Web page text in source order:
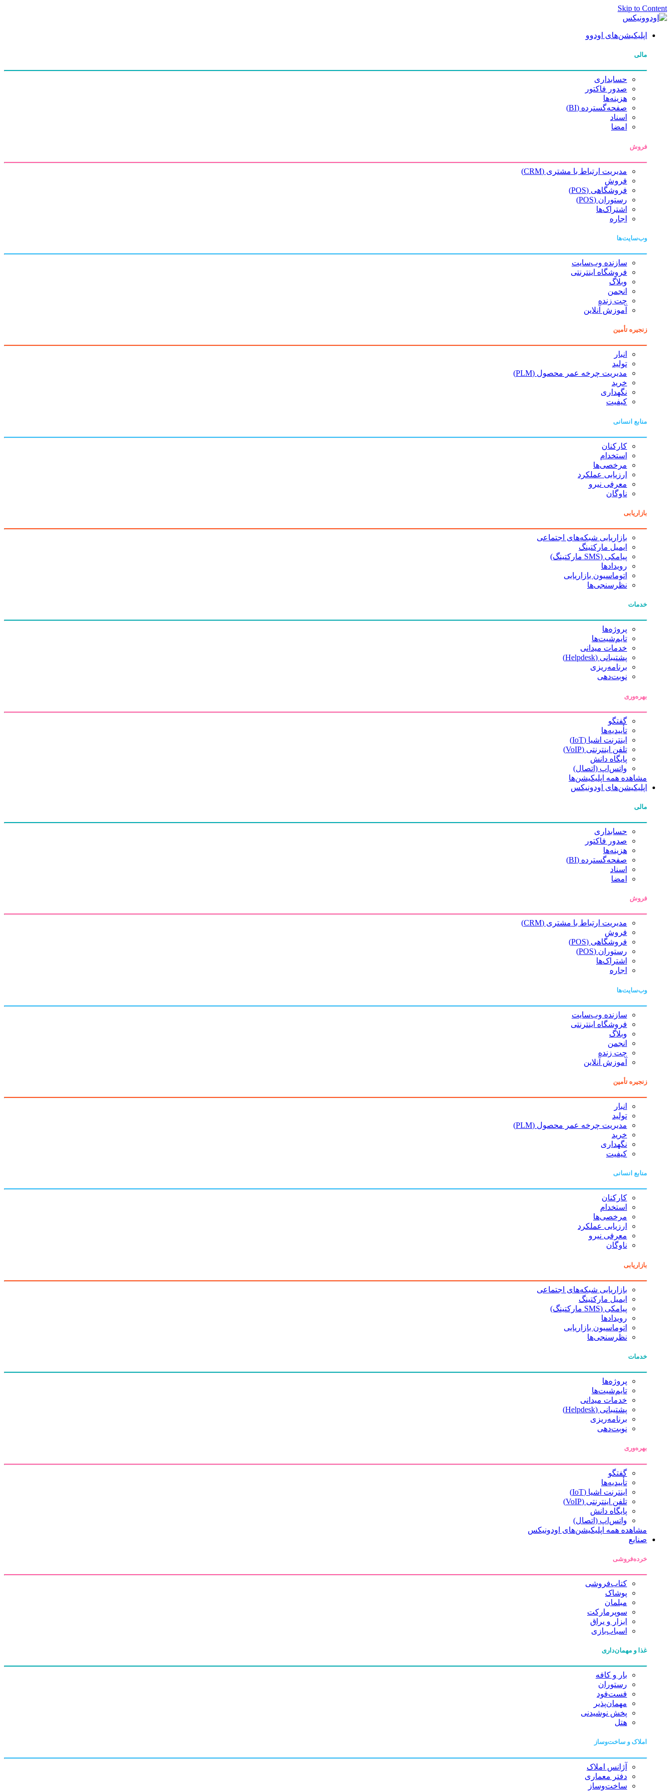
Skip to Content
اپلیکیشن‌های اودوو
مالی
حسابداری
صدور فاکتور
هزینه‌ها
صفحه‌گسترده (BI)
اسناد
امضا
فروش
مدیریت ارتباط با مشتری (CRM)
فروش
فروشگاهی (POS)
رستوران (POS)
اشتراک‌ها
اجاره
وب‌سایت‌ها
سازنده وب‌سایت
فروشگاه اینترنتی
وبلاگ
انجمن
چت زنده
آموزش آنلاین
زنجیره تأمین
انبار
تولید
مدیریت چرخه عمر محصول (PLM)
خرید
نگهداری
کیفیت
منابع انسانی
کارکنان
استخدام
مرخصی‌ها
ارزیابی عملکرد
معرفی نیرو
ناوگان
بازاریابی
بازاریابی شبکه‌های اجتماعی
ایمیل مارکتینگ
پیامکی (SMS مارکتینگ)
رویدادها
اتوماسیون بازاریابی
نظرسنجی‌ها
خدمات
پروژه‌ها
تایم‌شیت‌ها
خدمات میدانی
پشتیبانی (Helpdesk)
برنامه‌ریزی
نوبت‌دهی
بهره‌وری
گفتگو
تأییدیه‌ها
اینترنت اشیا (IoT)
تلفن اینترنتی (VoIP)
پایگاه دانش
واتس‌اپ (اتصال)
مشاهده همه اپلیکیشن‌ها
اپلیکیشن‌های اودونیکس
مالی
حسابداری
صدور فاکتور
هزینه‌ها
صفحه‌گسترده (BI)
اسناد
امضا
فروش
مدیریت ارتباط با مشتری (CRM)
فروش
فروشگاهی (POS)
رستوران (POS)
اشتراک‌ها
اجاره
وب‌سایت‌ها
سازنده وب‌سایت
فروشگاه اینترنتی
وبلاگ
انجمن
چت زنده
آموزش آنلاین
زنجیره تأمین
انبار
تولید
مدیریت چرخه عمر محصول (PLM)
خرید
نگهداری
کیفیت
منابع انسانی
کارکنان
استخدام
مرخصی‌ها
ارزیابی عملکرد
معرفی نیرو
ناوگان
بازاریابی
بازاریابی شبکه‌های اجتماعی
ایمیل مارکتینگ
پیامکی (SMS مارکتینگ)
رویدادها
اتوماسیون بازاریابی
نظرسنجی‌ها
خدمات
پروژه‌ها
تایم‌شیت‌ها
خدمات میدانی
پشتیبانی (Helpdesk)
برنامه‌ریزی
نوبت‌دهی
بهره‌وری
گفتگو
تأییدیه‌ها
اینترنت اشیا (IoT)
تلفن اینترنتی (VoIP)
پایگاه دانش
واتس‌اپ (اتصال)
مشاهده همه اپلیکیشن‌های اودونیکس
صنایع
خرده‌فروشی
کتاب‌فروشی
پوشاک
مبلمان
سوپرمارکت
ابزار و یراق
اسباب‌بازی
غذا و مهمان‌داری
بار و کافه
رستوران
فست‌فود
مهمان‌پذیر
پخش نوشیدنی
هتل
املاک و ساخت‌وساز
آژانس املاک
دفتر معماری
ساخت‌وساز